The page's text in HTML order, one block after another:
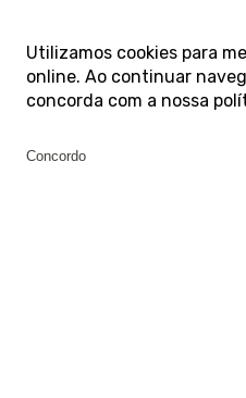
Utilizamos cookies para
online. Ao continuar
concorda com a nossa
Concordo